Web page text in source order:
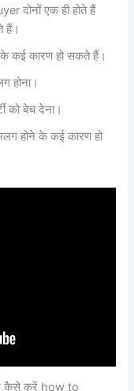
दोनों एक ही होते हैं
हैं।
कई कारण हो सकते हैं।
होना।
को बेच देना।
होने के कई कारण हो
कैसे करें how to